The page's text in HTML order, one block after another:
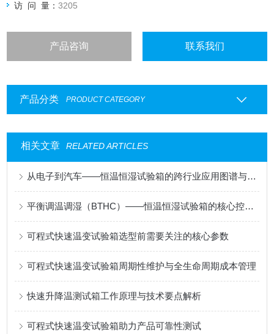
访 问 量：3205
产品咨询 联系我们
产品分类 PRODUCT CATEGORY
相关文章 RELATED ARTICLES
从电子到汽车——恒温恒湿试验箱的跨行业应用图谱与选型策略
平衡调温调湿（BTHC）——恒温恒湿试验箱的核心控制逻辑
可程式快速温变试验箱选型前需要关注的核心参数
可程式快速温变试验箱周期性维护与全生命周期成本管理
快速升降温测试箱工作原理与技术要点解析
可程式快速温变试验箱助力产品可靠性测试